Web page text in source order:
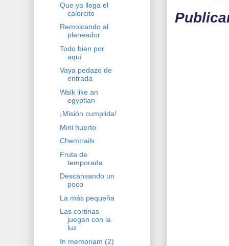
Que ya llega el
calorcito
Remolcando al
planeador
Todo bien por
aquí
Vaya pedazo de
entrada
Walk like an
egyptian
¡Misión cumplida!
Mini huerto
Chemtrails
Fruta de
temporada
Descansando un
poco
La más pequeña
Las cortinas
juegan con la
luz
In memoriam (2)